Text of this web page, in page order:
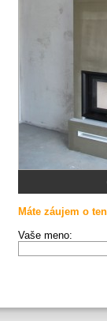
Máte záujem o
Vaše meno: